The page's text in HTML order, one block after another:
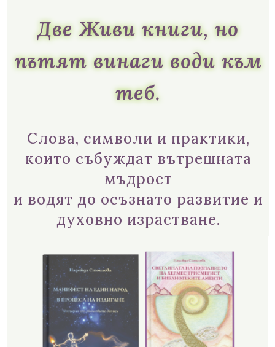
Две Живи книги, но
пътят винаги води към
теб.
Слова, символи и практики,
които събуждат вътрешната
мъдрост
и водят до осъзнато развитие и
духовно израстване.